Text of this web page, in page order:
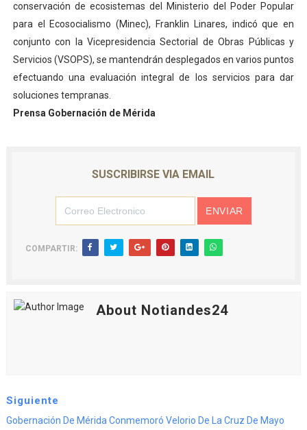
Encuentro estadal fortalece la coordinación de
Gobernador Arnaldo Sánchez apadrina a más de 993
Plan Quirúrgico Regional llega a Pueblo Llano con la
conservación de ecosistemas del Ministerio del Poder Popular
para el Ecosocialismo (Minec), Franklin Linares, indicó que en
conjunto con la Vicepresidencia Sectorial de Obras Públicas y
Servicios (VSOPS), se mantendrán desplegados en varios puntos
efectuando una evaluación integral de los servicios para dar
soluciones tempranas.
Prensa Gobernación de Mérida
SUSCRIBIRSE VIA EMAIL
COMPARTIR:
About Notiandes24
Siguiente
Gobernación De Mérida Conmemoró Velorio De La Cruz De Mayo